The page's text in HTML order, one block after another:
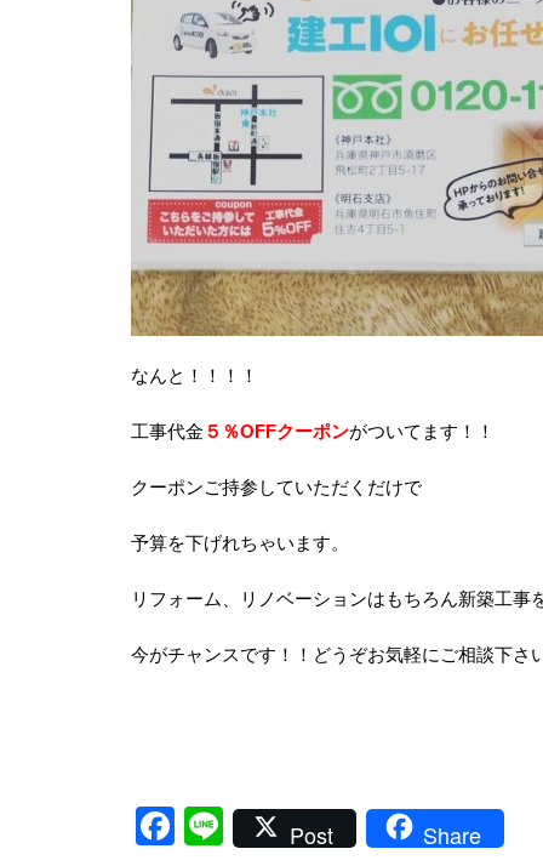
なんと！！！！
工事代金 ５％OFFクーポンがついてます！！
クーポンご持参していただくだけで
予算を下げれちゃいます。
リフォーム、リノベーションはもちろん新築工事
今がチャンスです！！どうぞお気軽にご相談下さ
Facebook
LinePost Share